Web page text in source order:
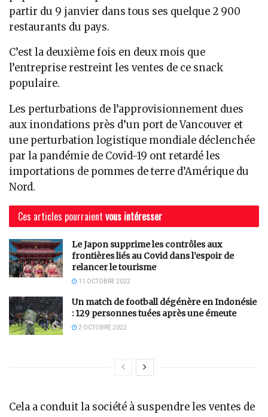
partir du 9 janvier dans tous ses quelque 2 900
restaurants du pays.
C’est la deuxième fois en deux mois que
l’entreprise restreint les ventes de ce snack
populaire.
Les perturbations de l’approvisionnement dues
aux inondations près d’un port de Vancouver et
une perturbation logistique mondiale déclenchée
par la pandémie de Covid-19 ont retardé les
importations de pommes de terre d’Amérique du
Nord.
Ces articles pourraient vous intéresser
Le Japon supprime les contrôles aux
frontières liés au Covid dans l’espoir de
relancer le tourisme
11 OCTOBRE 2022
Un match de football dégénère en Indonésie
: 129 personnes tuées après une émeute
2 OCTOBRE 2022
Cela a conduit la société à suspendre les ventes de